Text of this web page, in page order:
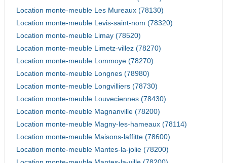
Location monte-meuble Les Mureaux (78130)
Location monte-meuble Levis-saint-nom (78320)
Location monte-meuble Limay (78520)
Location monte-meuble Limetz-villez (78270)
Location monte-meuble Lommoye (78270)
Location monte-meuble Longnes (78980)
Location monte-meuble Longvilliers (78730)
Location monte-meuble Louveciennes (78430)
Location monte-meuble Magnanville (78200)
Location monte-meuble Magny-les-hameaux (78114)
Location monte-meuble Maisons-laffitte (78600)
Location monte-meuble Mantes-la-jolie (78200)